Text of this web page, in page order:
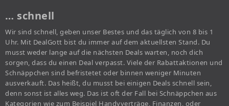
… schnell
Wir sind schnell, geben unser Bestes und das täglich von 8 bis 1
Uhr. Mit DealGott bist du immer auf dem aktuellsten Stand. Du
musst weder lange auf die nächsten Deals warten, noch dich
sorgen, dass du einen Deal verpasst. Viele der Rabattaktionen und
Schnäppchen sind befristetet oder binnen weniger Minuten
ausverkauft. Das heißt, du musst bei einigen Deals schnell sein,
denn sonst ist alles weg. Das ist oft der Fall bei Schnäppchen aus
Kategorien wie zum Beispiel Handyverträge, Finanzen, oder